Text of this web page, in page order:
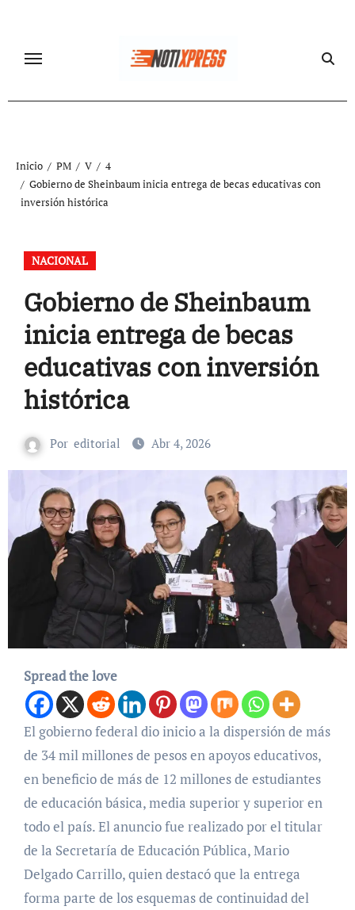
contenido
Inicio PM V
4
Gobierno de Sheinbaum inicia entrega de becas educativas con
inversión histórica
NACIONAL
Gobierno de Sheinbaum
inicia entrega de becas
educativas con inversión
histórica
Por editorial Abr 4, 2026
Spread the love
El gobierno federal dio inicio a la dispersión de más
de 34 mil millones de pesos en apoyos educativos,
en beneficio de más de 12 millones de estudiantes
de educación básica, media superior y superior en
todo el país. El anuncio fue realizado por el titular
de la Secretaría de Educación Pública, Mario
Delgado Carrillo, quien destacó que la entrega
forma parte de los esquemas de continuidad del